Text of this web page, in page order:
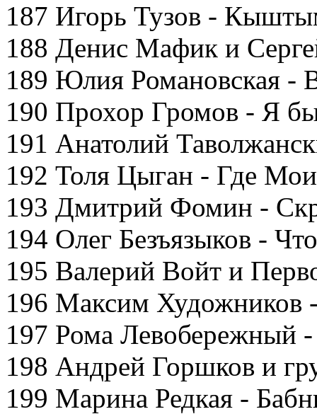
187 Игорь Тузов -
188 Денис Мафик и
189 Юлия Романовская -
190 Прохор Громов - Я
191 Анатолий
192 Толя Цыган - Где
193 Дмитрий Фомин -
194 Олег Безъязыков -
195 Валерий Войт и
196 Максим Художников
197 Рома Левобережный
198 Андрей Горшков и
199 Марина Редкая -